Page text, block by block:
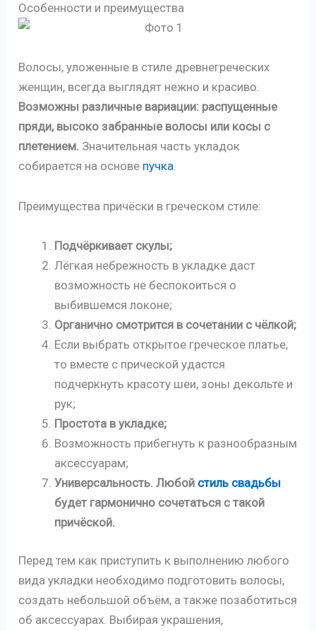
Особенности и преимущества
Волосы, уложенные в стиле древнегреческих
женщин, всегда выглядят нежно и красиво.
Возможны различные вариации: распущенные
пряди, высоко забранные волосы или косы с
плетением. Значительная часть укладок
собирается на основе пучка.
Преимущества причёски в греческом стиле:
Подчёркивает скулы;
Лёгкая небрежность в укладке даст
возможность не беспокоиться о
выбившемся локоне;
Органично смотрится в сочетании с чёлкой;
Если выбрать открытое греческое платье,
то вместе с прической удастся
подчеркнуть красоту шеи, зоны декольте и
рук;
Простота в укладке;
Возможность прибегнуть к разнообразным
аксессуарам;
Универсальность. Любой стиль свадьбы
будет гармонично сочетаться с такой
причёской.
Перед тем как приступить к выполнению любого
вида укладки необходимо подготовить волосы,
создать небольшой объём, а также позаботиться
об аксессуарах. Выбирая украшения,